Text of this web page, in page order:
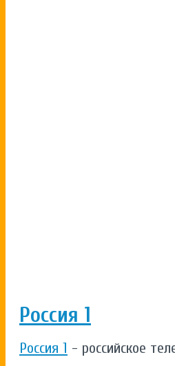
Россия 1
Россия 1 - российское